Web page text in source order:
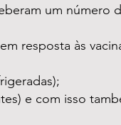
um número
resposta às
e com isso